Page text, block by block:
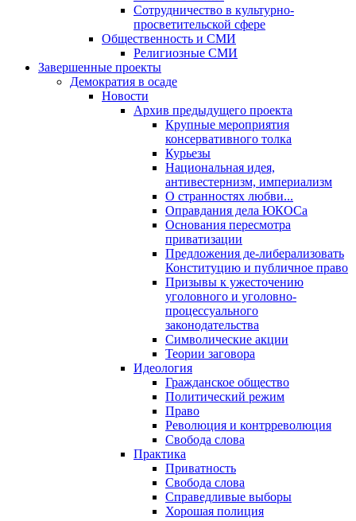
Сотрудничество в культурно-
просветительской сфере
Общественность и СМИ
Религиозные СМИ
Завершенные проекты
Демократия в осаде
Новости
Архив предыдущего проекта
Крупные мероприятия
консервативного толка
Курьезы
Национальная идея,
антивестернизм, империализм
О странностях любви...
Оправдания дела ЮКОСа
Основания пересмотра
приватизации
Предложения де-либерализовать
Конституцию и публичное право
Призывы к ужесточению
уголовного и уголовно-
процессуального
законодательства
Символические акции
Теории заговора
Идеология
Гражданское общество
Политический режим
Право
Революция и контрреволюция
Свобода слова
Практика
Приватность
Свобода слова
Справедливые выборы
Хорошая полиция